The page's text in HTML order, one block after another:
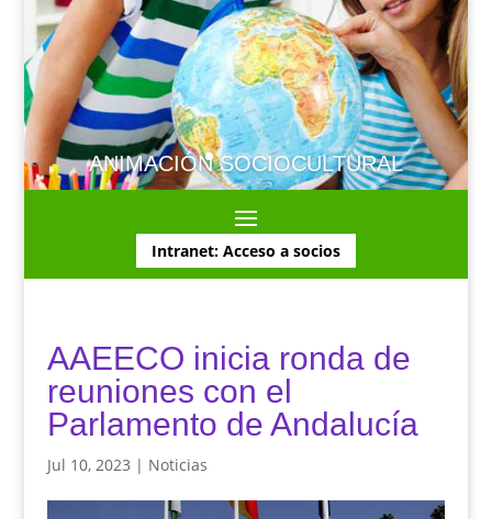
ANIMACIÓN SOCIOCULTURAL
Intranet: Acceso a socios
AAEECO inicia ronda de
reuniones con el
Parlamento de Andalucía
Jul 10, 2023 | Noticias